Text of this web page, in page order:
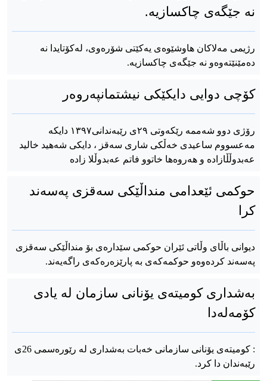
نە جێگەی چاکسازیە.
رژیمی مەلاکان هاوشێوەی یەکێتی شۆرەوی، لەکۆتایدا نە
دەمێنێتەوەو نە جێگەی چاکسازیە.
کۆچی دوایی دایکێکی نیشتمانپه‌روه‌ر
رۆژی دوو شەممە رێکەوتی ٢٩ی رێبەندانی١٣٩٧ دایکە
مەعسووم ساعیدی خەڵکی شاری سەقز ، دایکی شەهید خالید
عەبدوڵڵازادە و هەروەها خاتوو فاتم عەبدوڵلا زادە
حوکمی ئێعدامی منداڵێکی سەقزی پەسەند
کرا
دیوانی باڵای وڵاتی ئێران حوکمی سێدارەی بۆ منداڵێکی سەقزی
پەسەند کردەوەو حوکمەکەی بە پارێزەرەکەی راگەیەند.
بەشداری کومیتەی یۆنانی سازمان لە یادی
کۆمەلەدا
: کومیتەی یۆنانی سازمانی خەبات بەشداری لە رێورەسمی 26ی
رێبەندان دا کرد.